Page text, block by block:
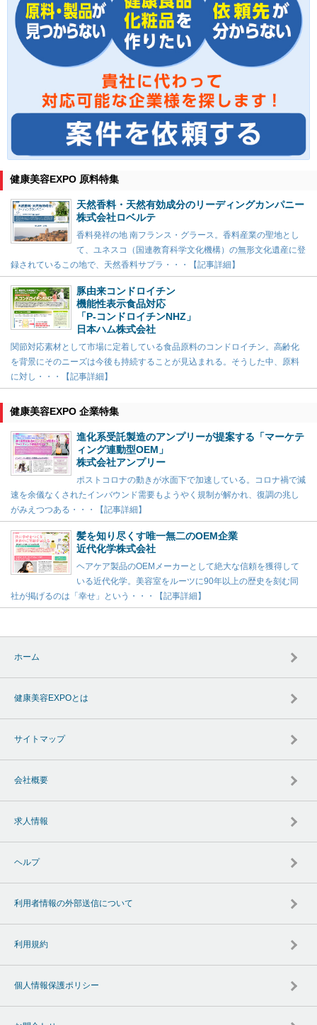
健康美容EXPO 原料特集
天然香料・天然有効成分のリーディングカンパニー
株式会社ロベルテ
香料発祥の地 南フランス・グラース。香料産業の聖地とし
て、ユネスコ（国連教育科学文化機構）の無形文化遺産に登
録されているこの地で、天然香料サプラ・・・【記事詳細】
豚由来コンドロイチン
機能性表示食品対応
「P-コンドロイチンNHZ」
日本ハム株式会社
関節対応素材として市場に定着している食品原料のコンドロイチン。高齢化
を背景にそのニーズは今後も持続することが見込まれる。そうした中、原料
に対し・・・【記事詳細】
健康美容EXPO 企業特集
進化系受託製造のアンプリーが提案する「マーケテ
ィング連動型OEM」
株式会社アンプリー
ポストコロナの動きが水面下で加速している。コロナ禍で減
速を余儀なくされたインバウンド需要もようやく規制が解かれ、復調の兆し
がみえつつある・・・【記事詳細】
髪を知り尽くす唯一無二のOEM企業
近代化学株式会社
ヘアケア製品のOEMメーカーとして絶大な信頼を獲得して
いる近代化学。美容室をルーツに90年以上の歴史を刻む同
社が掲げるのは「幸せ」という・・・【記事詳細】
ホーム
健康美容EXPOとは
サイトマップ
会社概要
求人情報
ヘルプ
利用者情報の外部送信について
利用規約
個人情報保護ポリシー